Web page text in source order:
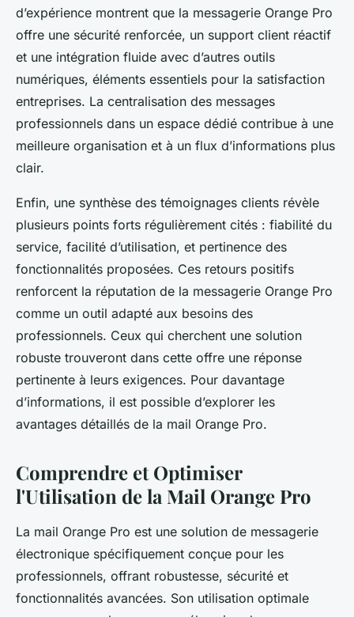
d’expérience montrent que la messagerie Orange Pro
offre une sécurité renforcée, un support client réactif
et une intégration fluide avec d’autres outils
numériques, éléments essentiels pour la satisfaction
entreprises. La centralisation des messages
professionnels dans un espace dédié contribue à une
meilleure organisation et à un flux d’informations plus
clair.
Enfin, une synthèse des témoignages clients révèle
plusieurs points forts régulièrement cités : fiabilité du
service, facilité d’utilisation, et pertinence des
fonctionnalités proposées. Ces retours positifs
renforcent la réputation de la messagerie Orange Pro
comme un outil adapté aux besoins des
professionnels. Ceux qui cherchent une solution
robuste trouveront dans cette offre une réponse
pertinente à leurs exigences. Pour davantage
d’informations, il est possible d’explorer les
avantages détaillés de la mail Orange Pro.
Comprendre et Optimiser
l'Utilisation de la Mail Orange Pro
La mail Orange Pro est une solution de messagerie
électronique spécifiquement conçue pour les
professionnels, offrant robustesse, sécurité et
fonctionnalités avancées. Son utilisation optimale